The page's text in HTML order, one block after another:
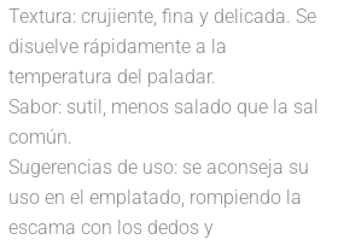
Textura: crujiente, fina y delicada. Se
disuelve rápidamente a la
temperatura del paladar.
Sabor: sutil, menos salado que la sal
común.
Sugerencias de uso: se aconseja su
uso en el emplatado, rompiendo la
escama con los dedos y